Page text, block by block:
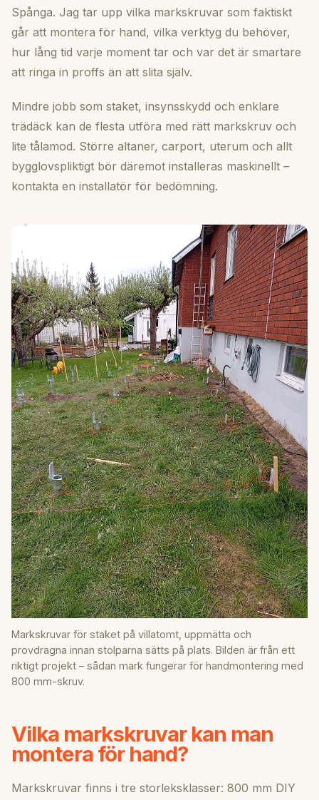
Spånga. Jag tar upp vilka markskruvar som faktiskt
går att montera för hand, vilka verktyg du behöver,
hur lång tid varje moment tar och var det är smartare
att ringa in proffs än att slita själv.
Mindre jobb som staket, insynsskydd och enklare
trädäck kan de flesta utföra med rätt markskruv och
lite tålamod. Större altaner, carport, uterum och allt
bygglovspliktigt bör däremot installeras maskinellt –
kontakta en installatör för bedömning.
Markskruvar för staket på villatomt, uppmätta och
provdragna innan stolparna sätts på plats. Bilden är från ett
riktigt projekt – sådan mark fungerar för handmontering med
800 mm-skruv.
Vilka markskruvar kan man
montera för hand?
Markskruvar finns i tre storleksklasser: 800 mm DIY